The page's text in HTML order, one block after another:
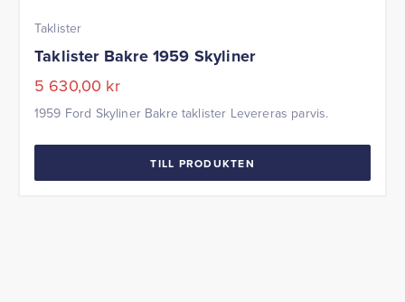
Taklister
Taklister Bakre 1959 Skyliner
5 630,00 kr
1959 Ford Skyliner Bakre taklister Levereras parvis.
TILL PRODUKTEN